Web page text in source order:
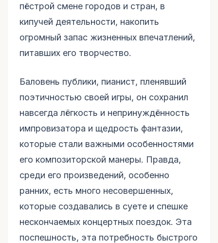
пёстрой смене городов и стран, в
кипучей деятельности, накопить
огромный запас жизненных впечатлений,
питавших его творчество.
Баловень публики, пианист, пленявший
поэтичностью своей игры, он сохранил
навсегда лёгкость и непринуждённость
импровизатора и щедрость фантазии,
которые стали важными особенностями
его композиторской манеры. Правда,
среди его произведений, особенно
ранних, есть много несовершенных,
которые создавались в суете и спешке
нескончаемых концертных поездок. Эта
поспешность, эта потребность быстрого